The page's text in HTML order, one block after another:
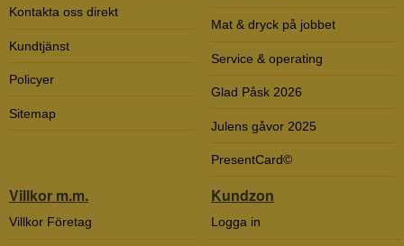
Kontakta oss direkt
Kundtjänst
Policyer
Sitemap
Mat & dryck på jobbet
Service & operating
Glad Påsk 2026
Julens gåvor 2025
PresentCard©
Villkor m.m.
Villkor Företag
Kundzon
Logga in